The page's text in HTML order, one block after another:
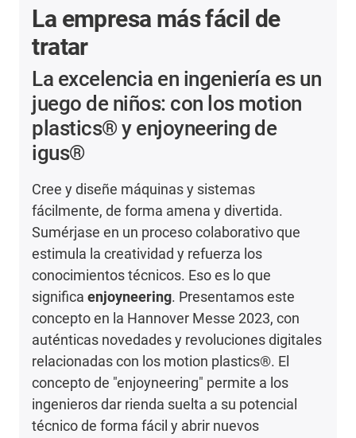
La empresa más fácil de
tratar
La excelencia en ingeniería es un
juego de niños: con los motion
plastics® y enjoyneering de
igus®
Cree y diseñe máquinas y sistemas
fácilmente, de forma amena y divertida.
Sumérjase en un proceso colaborativo que
estimula la creatividad y refuerza los
conocimientos técnicos. Eso es lo que
significaenjoyneering. Presentamos este
concepto en la Hannover Messe 2023, con
auténticas novedades y revoluciones digitales
relacionadas con los motion plastics®. El
concepto de "enjoyneering" permite a los
ingenieros dar rienda suelta a su potencial
técnico de forma fácil y abrir nuevos